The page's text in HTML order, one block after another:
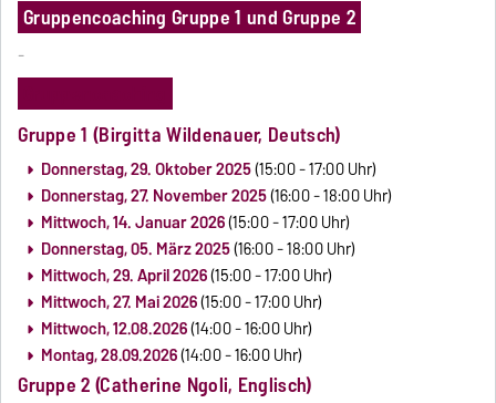
Gruppencoaching Gruppe 1 und Gruppe 2
-
Gruppe 1 (Birgitta Wildenauer, Deutsch)
Donnerstag, 29. Oktober 2025(15:00 - 17:00 Uhr)
Donnerstag, 27. November 2025(16:00 - 18:00 Uhr)
Mittwoch, 14. Januar 2026(15:00 - 17:00 Uhr)
Donnerstag, 05. März 2025(16:00 - 18:00 Uhr)
Mittwoch, 29. April 2026(15:00 - 17:00 Uhr)
Mittwoch, 27. Mai 2026(15:00 - 17:00 Uhr)
Mittwoch, 12.08.2026(14:00 - 16:00 Uhr)
Montag, 28.09.2026(14:00 - 16:00 Uhr)
Gruppe 2 (Catherine Ngoli, Englisch)